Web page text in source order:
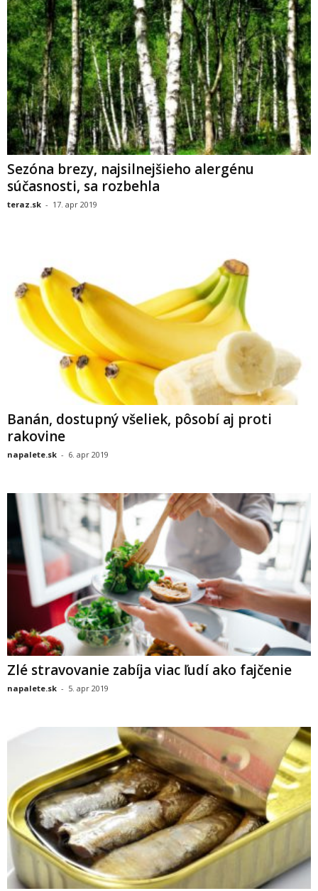
Sezóna brezy, najsilnejšieho alergénu
súčasnosti, sa rozbehla
teraz.sk - 17. apr 2019
Banán, dostupný všeliek, pôsobí aj proti
rakovine
napalete.sk - 6. apr 2019
Zlé stravovanie zabíja viac ľudí ako fajčenie
napalete.sk - 5. apr 2019